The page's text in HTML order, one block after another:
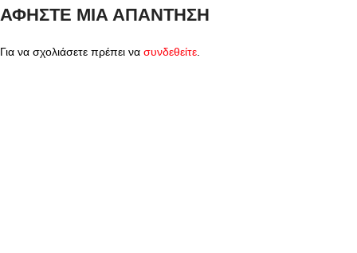
ΑΦΉΣΤΕ ΜΙΑ ΑΠΆΝΤΗΣΗ
Για να σχολιάσετε πρέπει να συνδεθείτε